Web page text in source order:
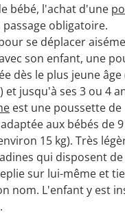
bébé, l'achat d'une
obligatoire.
se déplacer
son enfant, une
dès le plus jeune âge
jusqu'à ses 3 ou 4
est une poussette de
aux bébés de
15 kg). Très
qui disposent
sur lui-même et
nom. L'enfant y est